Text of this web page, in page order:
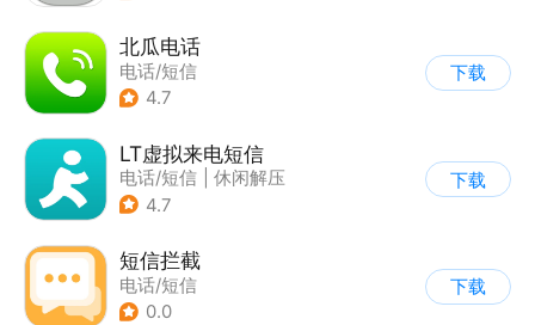
北瓜电话
电话/短信
4.7
下载
LT虚拟来电短信
电话/短信
休闲解压
4.7
下载
短信拦截
电话/短信
0.0
下载